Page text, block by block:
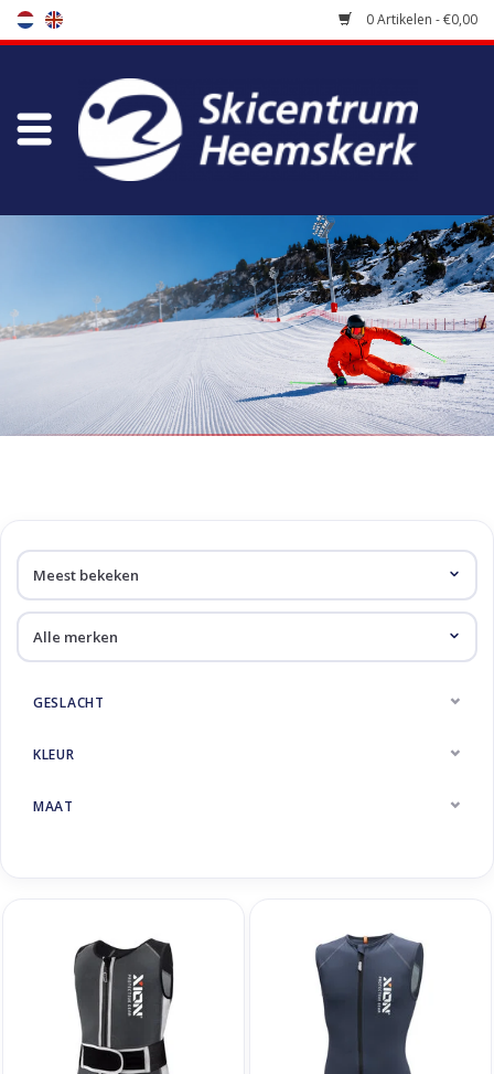
0 Artikelen - €0,00
Winkel
Onderhoud
Koopgidsen
GESLACHT
KLEUR
MAAT